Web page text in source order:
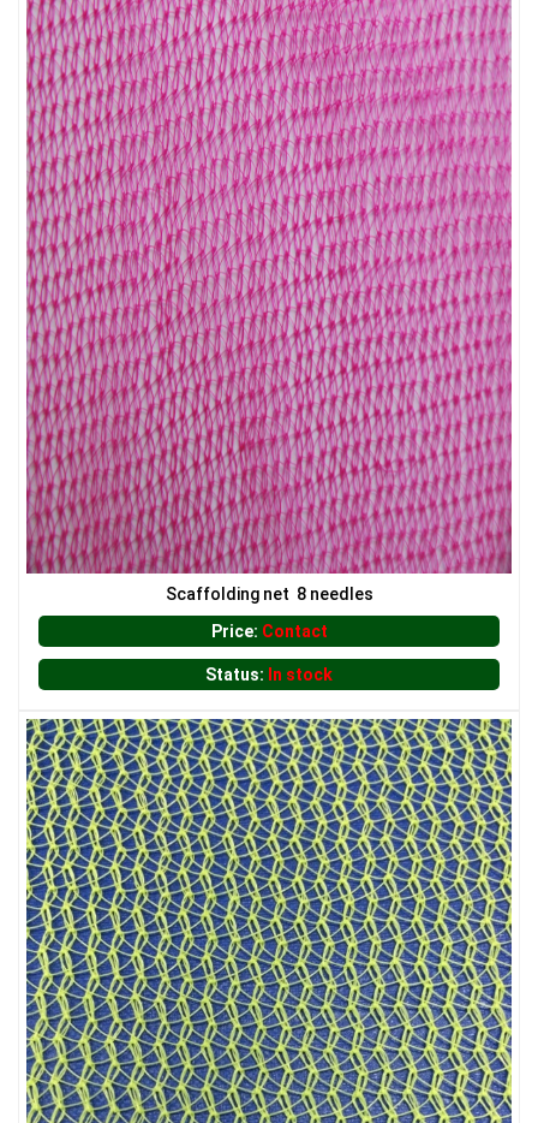
LƯỚI CHẮN NẮNG
LƯỚI HÀNG RÀO HÌNH VUÔNG
LƯỚI CHE NẮNG
LƯỚI HÀNG RÀO HÌNH CHỮ NHẬT
Scaffolding net 8 needles
Price: Contact
Status: In stock